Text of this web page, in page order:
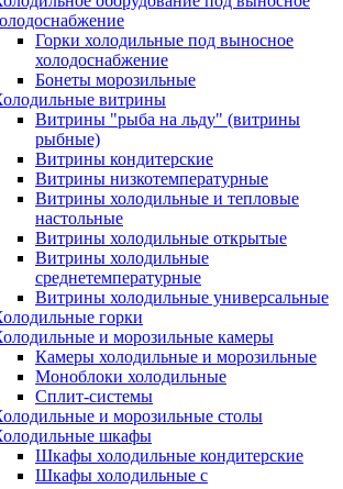
Горки холодильные под выносное
холодоснабжение
Бонеты морозильные
витрины
Витрины "рыба на льду" (витрины
рыбные)
Витрины кондитерские
Витрины низкотемпературные
Витрины холодильные и тепловые
настольные
Витрины холодильные открытые
Витрины холодильные
среднетемпературные
Витрины холодильные универсальные
горки
и морозильные камеры
Камеры холодильные и морозильные
Моноблоки холодильные
Сплит-системы
и морозильные столы
шкафы
Шкафы холодильные кондитерские
Шкафы холодильные с